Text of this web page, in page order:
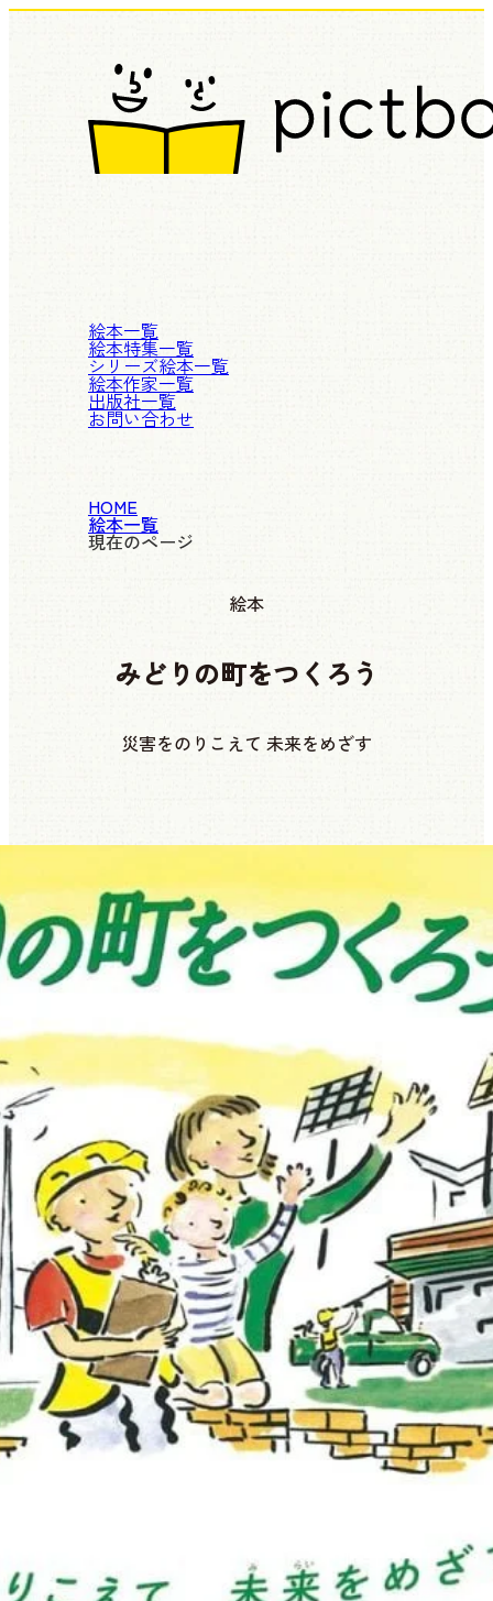
絵本一覧
絵本特集一覧
シリーズ絵本一覧
絵本作家一覧
出版社一覧
お問い合わせ
HOME
絵本一覧
現在のページ
絵本
みどりの町をつくろう
災害をのりこえて 未来をめざす